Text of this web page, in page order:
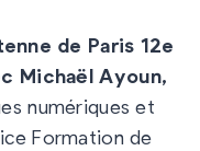
de Paris 12e
Michaël Ayoun,
numériques et
Formation de